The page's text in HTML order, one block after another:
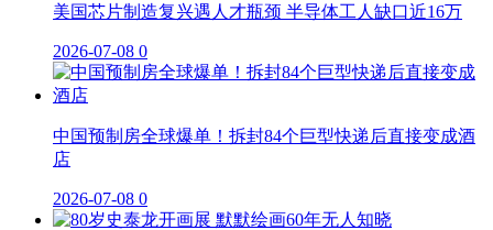
美国芯片制造复兴遇人才瓶颈 半导体工人缺口近16万
2026-07-08 0
中国预制房全球爆单！拆封84个巨型快递后直接变成酒
店
2026-07-08 0